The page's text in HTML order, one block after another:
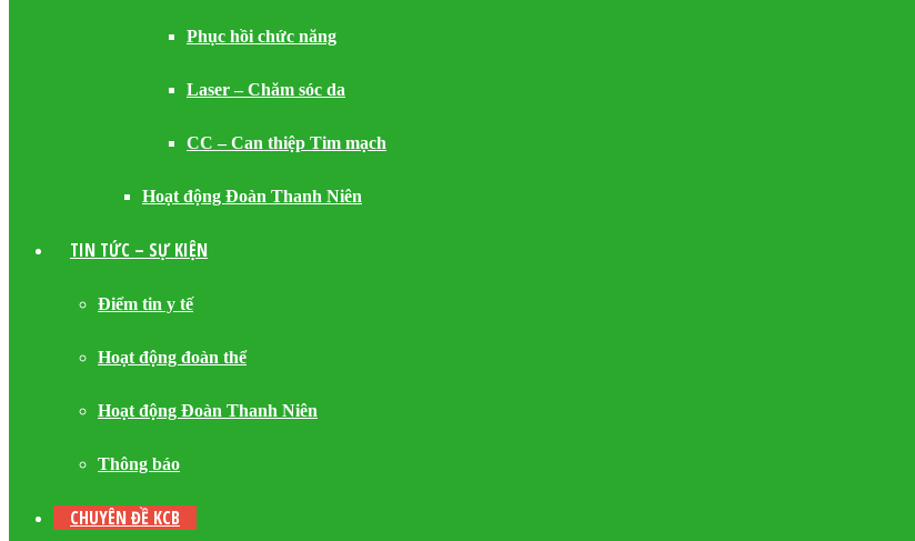
Phục hồi chức năng
Laser – Chăm sóc da
CC – Can thiệp Tim mạch
Hoạt động Đoàn Thanh Niên
TIN TỨC – SỰ KIỆN
Điểm tin y tế
Hoạt động đoàn thể
Hoạt động Đoàn Thanh Niên
Thông báo
CHUYÊN ĐỀ KCB